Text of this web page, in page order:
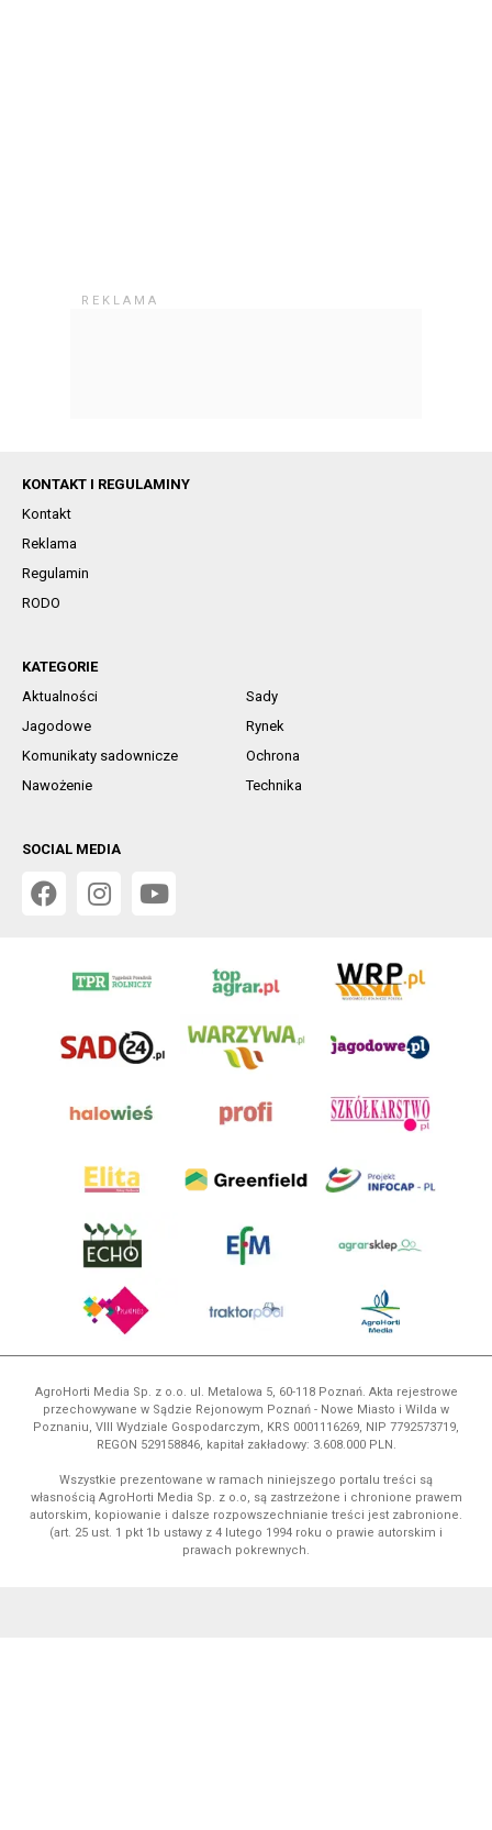
KONTAKT I REGULAMINY
Kontakt
Reklama
Regulamin
RODO
KATEGORIE
Aktualności
Sady
Jagodowe
Rynek
Komunikaty sadownicze
Ochrona
Nawożenie
Technika
SOCIAL MEDIA
AgroHorti Media Sp. z o.o. ul. Metalowa 5, 60-118 Poznań. Akta rejestrowe
przechowywane w Sądzie Rejonowym Poznań - Nowe Miasto i Wilda w
Poznaniu, VIII Wydziale Gospodarczym, KRS 0001116269, NIP 7792573719,
REGON 529158846, kapitał zakładowy: 3.608.000 PLN.
Wszystkie prezentowane w ramach niniejszego portalu treści są
własnością AgroHorti Media Sp. z o.o, są zastrzeżone i chronione prawem
autorskim, kopiowanie i dalsze rozpowszechnianie treści jest zabronione.
(art. 25 ust. 1 pkt 1b ustawy z 4 lutego 1994 roku o prawie autorskim i
prawach pokrewnych.